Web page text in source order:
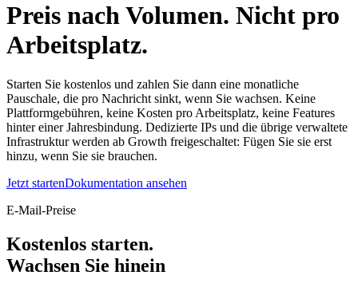
Preis nach Volumen. Nicht pro
Arbeitsplatz.
Starten Sie kostenlos und zahlen Sie dann eine monatliche
Pauschale, die pro Nachricht sinkt, wenn Sie wachsen. Keine
Plattformgebühren, keine Kosten pro Arbeitsplatz, keine Features
hinter einer Jahresbindung. Dedizierte IPs und die übrige verwaltete
Infrastruktur werden ab Growth freigeschaltet: Fügen Sie sie erst
hinzu, wenn Sie sie brauchen.
Jetzt startenDokumentation ansehen
E-Mail-Preise
Kostenlos starten.
Wachsen Sie hinein